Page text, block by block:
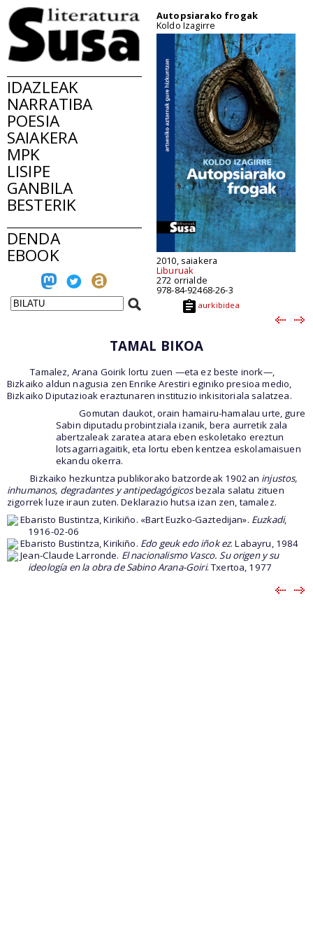
IDAZLEAK
NARRATIBA
POESIA
SAIAKERA
MPK
LISIPE
GANBILA
BESTERIK
DENDA
EBOOK
Autopsiarako frogak
Koldo Izagirre
2010, saiakera
Liburuak
272 orrialde
978-84-92468-26-3
aurkibidea
TAMAL BIKOA
Tamalez, Arana Goirik lortu zuen —eta ez beste inork—,
Bizkaiko aldun nagusia zen Enrike Arestiri eginiko presioa medio,
Bizkaiko Diputazioak eraztunaren instituzio inkisitoriala salatzea.
Gomutan daukot, orain hamairu-hamalau urte, gure
Sabin diputadu probintziala izanik, bera aurretik zala
abertzaleak zaratea atara eben eskoletako ereztun
lotsagarriagaitik, eta lortu eben kentzea eskolamaisuen
ekandu okerra.
Bizkaiko hezkuntza publikorako batzordeak 1902an injustos,
inhumanos, degradantes y antipedagógicosbezala salatu zituen
zigorrek luze iraun zuten. Deklarazio hutsa izan zen, tamalez.
Ebaristo Bustintza, Kirikiño. «Bart Euzko-Gaztedijan». Euzkadi,
1916-02-06
Ebaristo Bustintza, Kirikiño. Edo geuk edo iñok ez. Labayru, 1984
Jean-Claude Larronde. El nacionalismo Vasco. Su origen y su
ideología en la obra de Sabino Arana-Goiri. Txertoa, 1977